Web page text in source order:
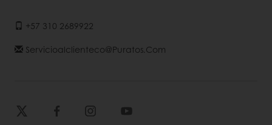
+57 310 2689922
Servicioalclienteco@puratos.com